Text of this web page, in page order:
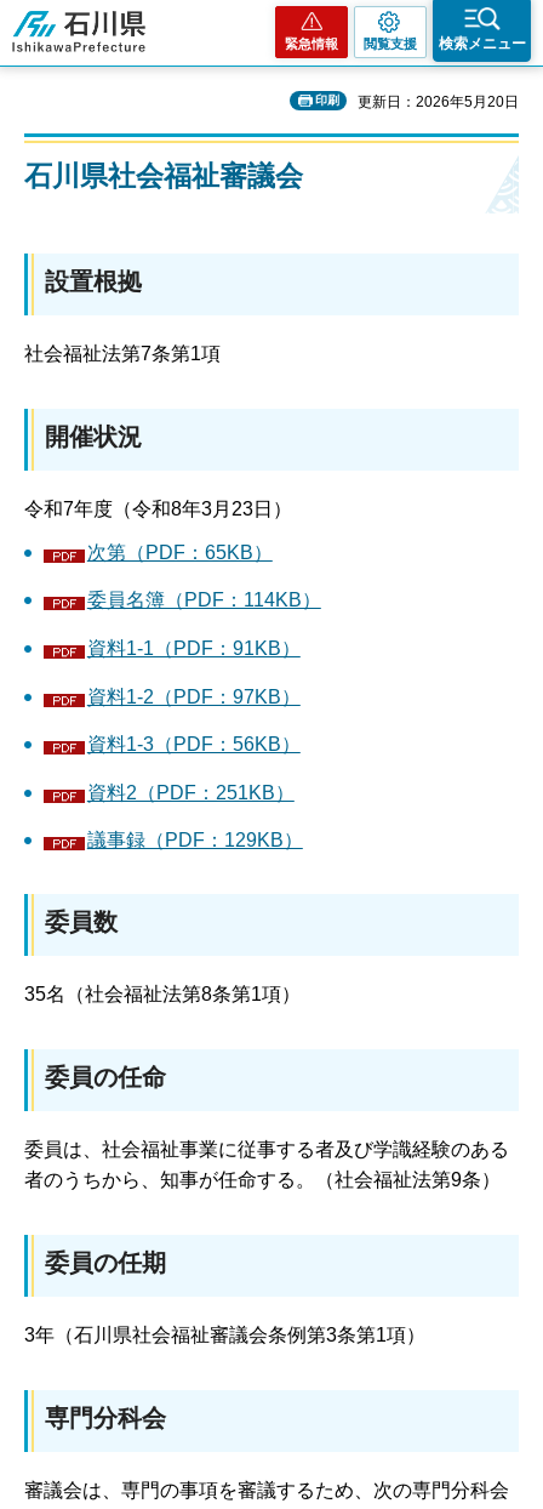
石川県
緊急情報 閲覧支援 検索メニュー
印刷 更新日：2026年5月20日
石川県社会福祉審議会
設置根拠
社会福祉法第7条第1項
開催状況
令和7年度（令和8年3月23日）
次第（PDF：65KB）
委員名簿（PDF：114KB）
資料1-1（PDF：91KB）
資料1-2（PDF：97KB）
資料1-3（PDF：56KB）
資料2（PDF：251KB）
議事録（PDF：129KB）
委員数
35名（社会福祉法第8条第1項）
委員の任命
委員は、社会福祉事業に従事する者及び学識経験のある
者のうちから、知事が任命する。（社会福祉法第9条）
委員の任期
3年（石川県社会福祉審議会条例第3条第1項）
専門分科会
審議会は、専門の事項を審議するため、次の専門分科会